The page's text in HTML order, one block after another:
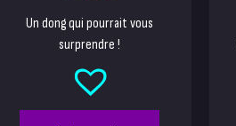
Un dong qui pourrait vous
surprendre !